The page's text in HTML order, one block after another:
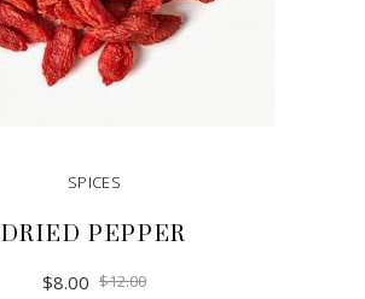
SPICES
DRIED PEPPER
$12.00
$8.00